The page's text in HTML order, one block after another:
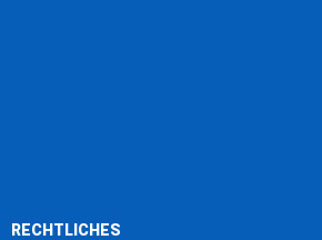
RECHTLICHES